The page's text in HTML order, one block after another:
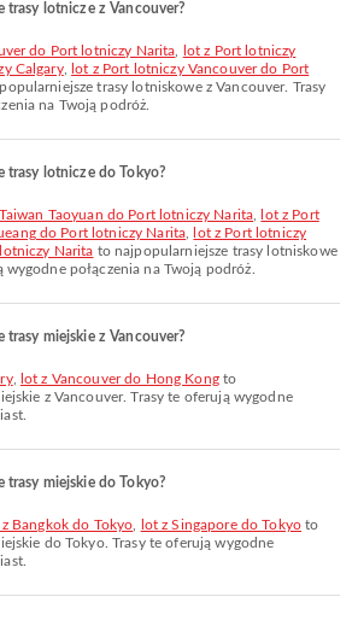
trasy lotnicze z Vancouver?
do Port lotniczy Narita
lot z Port lotniczy
Calgary,
lot z Port lotniczy Vancouver do Port
trasy lotniskowe z Vancouver. Trasy
na Twoją podróż.
trasy lotnicze do Tokyo?
Taoyuan do Port lotniczy Narita
lot z Port
do Port lotniczy Narita
lot z Port lotniczy
Narita to najpopularniejsze trasy lotniskowe
połączenia na Twoją podróż.
trasy miejskie z Vancouver?
, lot z Vancouver do Hong Kongto
z Vancouver. Trasy te oferują wygodne
trasy miejskie do Tokyo?
z Bangkok do Tokyo lot z Singapore do Tokyoto
do Tokyo. Trasy te oferują wygodne